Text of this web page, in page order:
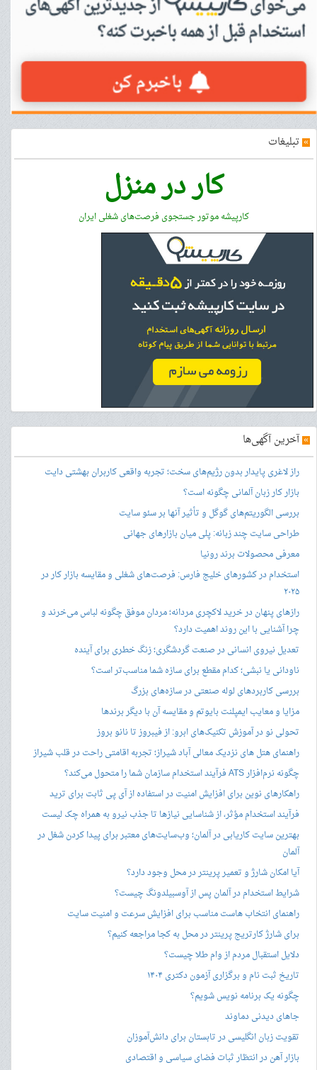
» تبلیغات
کار در منزل
کارپیشه موتور جستجوی فرصت‌های شغلی ایران
»آخرین آگهی‌ها
راز لاغری پایدار بدون رژیم‌های سخت؛ تجربه واقعی کاربران بهشتی دایت
بازار کار زبان آلمانی چگونه است؟
بررسی الگوریتم‌های گوگل و تأثیر آنها بر سئو سایت
طراحی سایت چند زبانه: پلی میان بازارهای جهانی
معرفی محصولات برند رونیا
استخدام در کشورهای خلیج فارس: فرصت‌های شغلی و مقایسه بازار کار در
۲۰۲۵
رازهای پنهان در خرید لاکچری مردانه؛ مردان موفق چگونه لباس می‌خرند و
چرا آشنایی با این روند اهمیت دارد؟
تعدیل نیروی انسانی در صنعت گردشگری؛ زنگ خطری برای آینده
ناودانی یا نبشی؛ کدام مقطع برای سازه شما مناسب‌تر است؟
بررسی کاربردهای لوله صنعتی در سازه‌های بزرگ
مزایا و معایب ایمپلنت بایوتم و مقایسه آن با دیگر برندها
تحولی نو در آموزش تکنیک‌های ابرو: از فیبروز تا نانو بروز
راهنمای هتل های نزدیک معالی آباد شیراز؛ تجربه اقامتی راحت در قلب شیراز
چگونه نرم‌افزار ATS فرآیند استخدام سازمان شما را متحول می‌کند؟
راهکارهای نوین برای افزایش امنیت در استفاده از آی پی ثابت برای ترید
فرآیند استخدام مؤثر، از شناسایی نیازها تا جذب نیرو به همراه چک لیست
بهترین سایت کاریابی در آلمان؛ وب‌سایت‌های معتبر برای پیدا کردن شغل در
آلمان
آیا امکان شارژ و تعمیر پرینتر در محل وجود دارد؟
شرایط استخدام در آلمان پس از آوسبیلدونگ چیست؟
راهنمای انتخاب هاست مناسب برای افزایش سرعت و امنیت سایت
برای شارژ کارتریج پرینتر در محل به کجا مراجعه کنیم؟
دلایل استقبال مردم از وام طلا چیست؟
تاریخ ثبت نام و برگزاری آزمون دکتری ۱۴۰۴
چگونه یک برنامه نویس شویم؟
جاهای دیدنی دماوند
تقویت زبان انگلیسی در تابستان برای دانش‌آموزان
بازار آهن در انتظار ثبات فضای سیاسی و اقتصادی